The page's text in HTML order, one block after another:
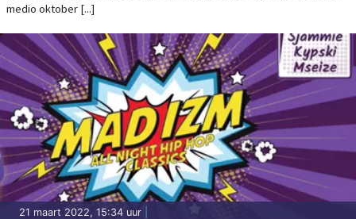
medio oktober [...]
21 maart 2022, 15:34 uur